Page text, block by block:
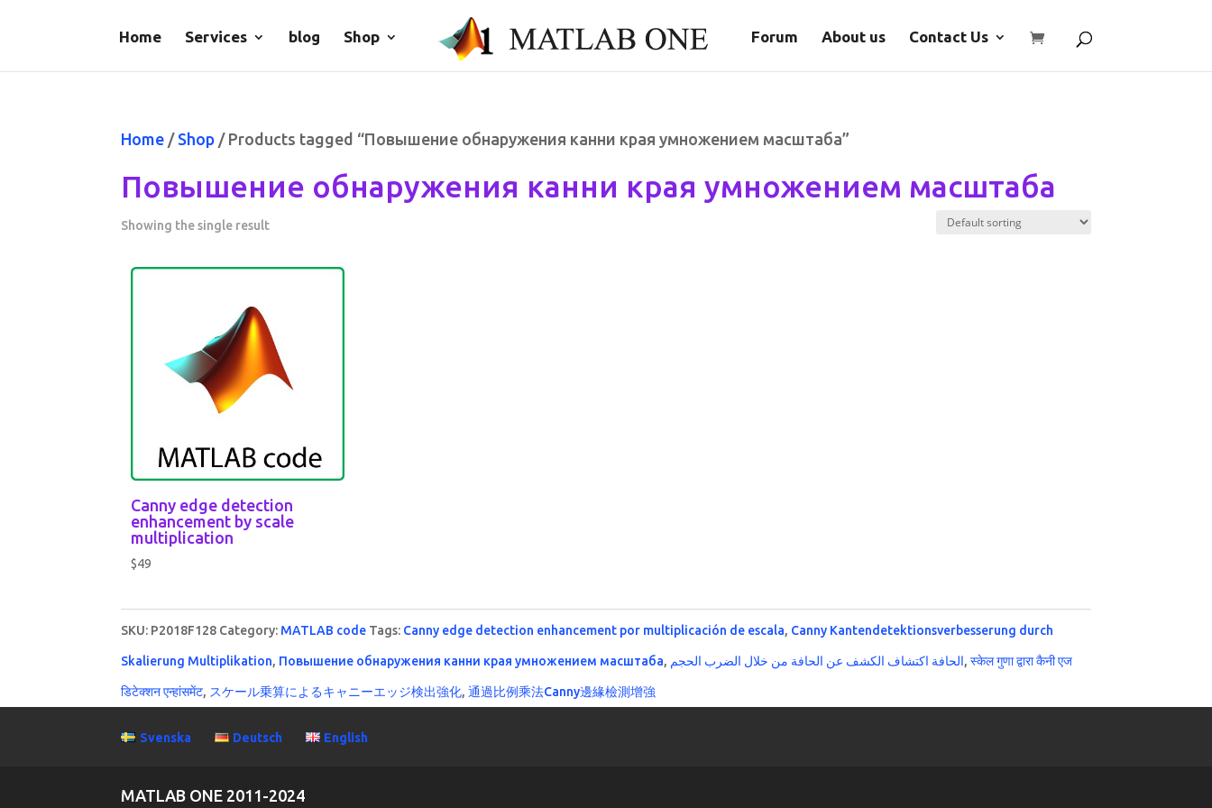
Home Services blog Shop Forum About us Contact Us
Home / Shop / Products tagged “Повышение обнаружения канни края умножением масштаба”
Повышение обнаружения канни края умножением масштаба
Showing the single result
Canny edge detection
enhancement by scale
multiplication
$49
SKU: P2018F128 Category: MATLAB code Tags: Canny edge detection enhancement por multiplicación de escala, Canny Kantendetektionsverbesserung durch
Skalierung Multiplikation, Повышение обнаружения канни края умножением масштаба, الحافة اكتشاف الكشف عن الحافة من خلال الضرب الحجم,स्केल गुणा द्वारा कैनी एज
डिटेक्शन एन्हांसमेंट, スケール乗算によるキャニーエッジ検出強化,通過比例乘法Canny邊緣檢測增強
Svenska Deutsch English
MATLAB ONE 2011-2024